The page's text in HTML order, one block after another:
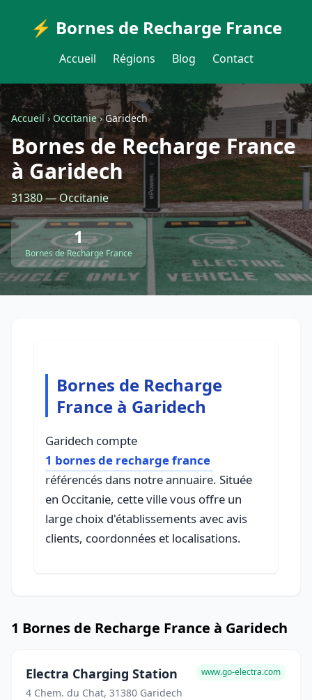
⚡ Bornes de Recharge France
Accueil Régions Blog Contact
Accueil›Occitanie›Garidech
Bornes de Recharge France
à Garidech
31380 — Occitanie
1
Bornes de Recharge France
Bornes de Recharge
France à Garidech
Garidech compte
1 bornes de recharge france
référencés dans notre annuaire. Située
en Occitanie, cette ville vous offre un
large choix d'établissements avec avis
clients, coordonnées et localisations.
1 Bornes de Recharge France à Garidech
Electra Charging Station
4 Chem. du Chat, 31380 Garidech
www.go-electra.com